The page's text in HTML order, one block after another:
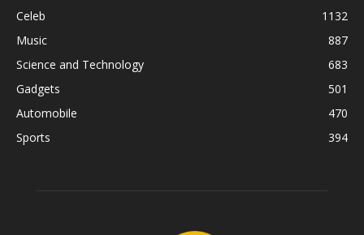
Celeb
1132
Music
887
Science and Technology
683
Gadgets
501
Automobile
470
Sports
394